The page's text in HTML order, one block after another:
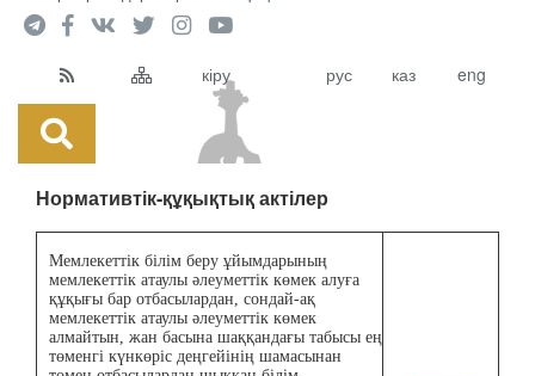
кіру рус каз eng
Нормативтік-құқықтық актілер
Мемлекеттік білім беру ұйымдарының
мемлекеттік атаулы әлеуметтік көмек алуға
құқығы бар отбасылардан, сондай-ақ
мемлекеттік атаулы әлеуметтік көмек
алмайтын, жан басына шаққандағы табысы ең
төменгі күнкөріс деңгейінің шамасынан